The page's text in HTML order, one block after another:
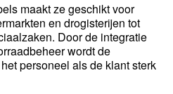
maakt ze geschikt voor
en drogisterijen tot
Door de integratie
wordt de
personeel als de klant sterk